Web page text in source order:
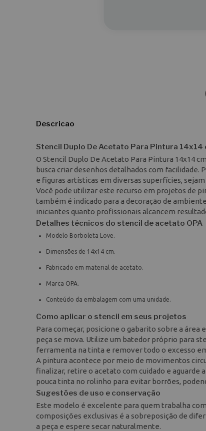
Descricao
Stencil Duplo De Acetato Para Pintura 14x14
O Stencil Duplo De Acetato Para Pintura 14x14
busca criar desenhos detalhados com
e figuras artísticas em diversas superfícies, sejam
Você pode utilizar este recurso em projetos de
também é indicado para a decoração de
iniciantes quanto profissionais alcancem
Detalhes técnicos do stencil de acetato OPA
Modelo Borboleta Love.
Dimensões de 14x14 cm.
Fabricado em material de acetato.
Marca OPA.
Conteúdo da embalagem com uma unidade.
Como aplicar o stencil em seus projetos
Para começar, posicione o gabarito sobre a área
peça se mova. Utilize um batedor próprio para
ferramenta na tinta e remover todo o excesso
A pintura acontece por meio de movimentos
finalizar, retire o acetato com cuidado e aguarde
pouca tinta no rolinho para evitar borrões,
Sugestões de uso e conservação
Este modelo é excelente para quem trabalha
composições exclusivas é a sobreposição de
a peça e espere secar naturalmente.